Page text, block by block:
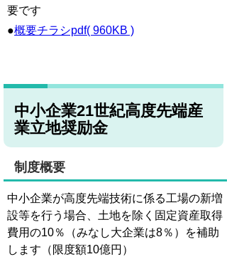
要です
●概要チラシpdf( 960KB )
中小企業21世紀高度先端産
業立地奨励金
制度概要
中小企業が高度先端技術に係る工場の新増
設等を行う場合、土地を除く固定資産取得
費用の10％（みなし大企業は8％）を補助
します（限度額10億円）